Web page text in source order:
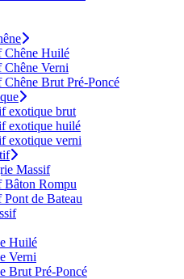
Chêne Huilé
Chêne Verni
Chêne Brut Pré-Poncé
exotique brut
exotique huilé
exotique verni
Massif
Bâton Rompu
Pont de Bateau
Huilé
Verni
Brut Pré-Poncé